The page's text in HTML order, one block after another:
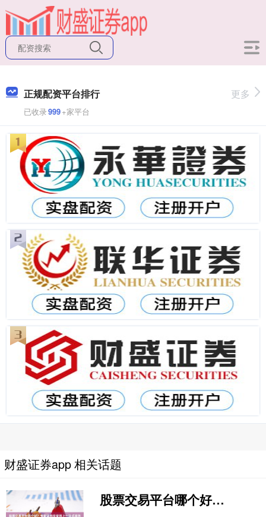
正规配资平台排行
已收录999+家平台
更多
财盛证券app 相关话题
股票交易平台哪个好？专业证券投资网上一站式服务